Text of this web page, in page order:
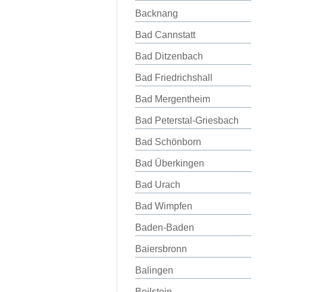
Backnang
Bad Cannstatt
Bad Ditzenbach
Bad Friedrichshall
Bad Mergentheim
Bad Peterstal-Griesbach
Bad Schönborn
Bad Überkingen
Bad Urach
Bad Wimpfen
Baden-Baden
Baiersbronn
Balingen